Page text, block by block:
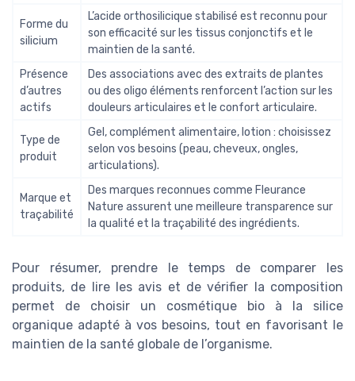
Forme du
silicium
L’acide orthosilicique stabilisé est reconnu pour
son efficacité sur les tissus conjonctifs et le
maintien de la santé.
Présence
d’autres
actifs
Des associations avec des extraits de plantes
ou des oligo éléments renforcent l’action sur les
douleurs articulaires et le confort articulaire.
Type de
produit
Gel, complément alimentaire, lotion : choisissez
selon vos besoins (peau, cheveux, ongles,
articulations).
Marque et
traçabilité
Des marques reconnues comme Fleurance
Nature assurent une meilleure transparence sur
la qualité et la traçabilité des ingrédients.
Pour résumer, prendre le temps de comparer les
produits, de lire les avis et de vérifier la composition
permet de choisir un cosmétique bio à la silice
organique adapté à vos besoins, tout en favorisant le
maintien de la santé globale de l’organisme.